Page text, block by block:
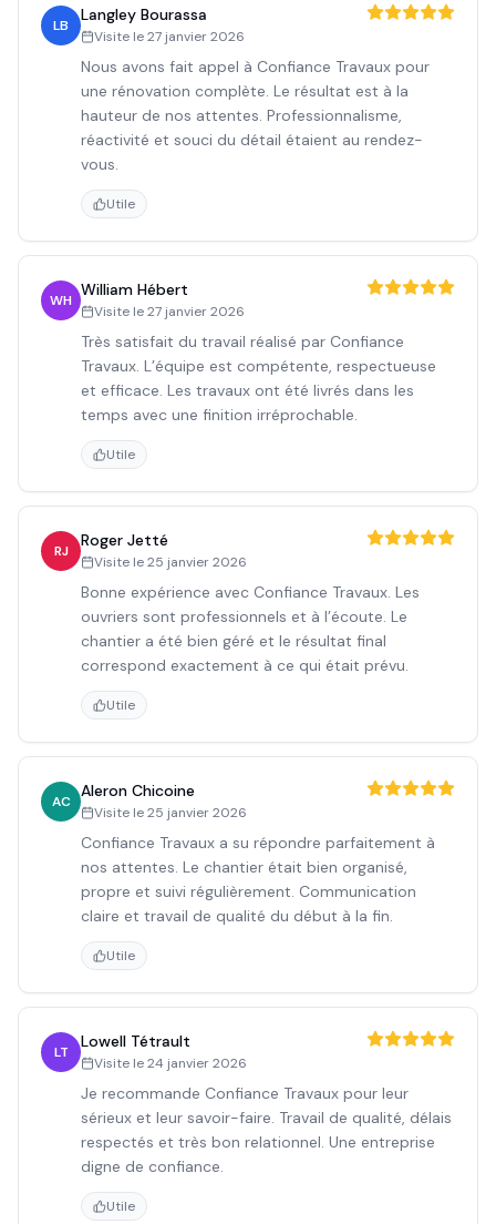
LB
Langley Bourassa
Visite le27 janvier 2026
Nous avons fait appel à Confiance Travaux pour
une rénovation complète. Le résultat est à la
hauteur de nos attentes. Professionnalisme,
réactivité et souci du détail étaient au rendez-
vous.
Utile
WH
William Hébert
Visite le27 janvier 2026
Très satisfait du travail réalisé par Confiance
Travaux. L’équipe est compétente, respectueuse
et efficace. Les travaux ont été livrés dans les
temps avec une finition irréprochable.
Utile
RJ
Roger Jetté
Visite le25 janvier 2026
Bonne expérience avec Confiance Travaux. Les
ouvriers sont professionnels et à l’écoute. Le
chantier a été bien géré et le résultat final
correspond exactement à ce qui était prévu.
Utile
AC
Aleron Chicoine
Visite le25 janvier 2026
Confiance Travaux a su répondre parfaitement à
nos attentes. Le chantier était bien organisé,
propre et suivi régulièrement. Communication
claire et travail de qualité du début à la fin.
Utile
LT
Lowell Tétrault
Visite le24 janvier 2026
Je recommande Confiance Travaux pour leur
sérieux et leur savoir-faire. Travail de qualité, délais
respectés et très bon relationnel. Une entreprise
digne de confiance.
Utile